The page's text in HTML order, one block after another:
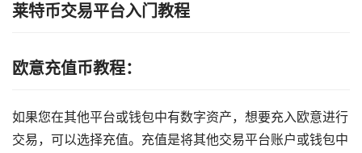
莱特币交易平台入门教程
欧意充值币教程：
如果您在其他平台或钱包中有数字资产，想要充入欧意进行
交易，可以选择充值。充值是将其他交易平台账户或钱包中